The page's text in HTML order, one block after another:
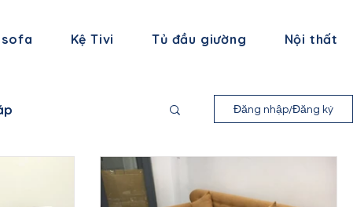
sofa Kệ Tivi Tủ đầu giường Nội thất
Đăng nhập/Đăng ký